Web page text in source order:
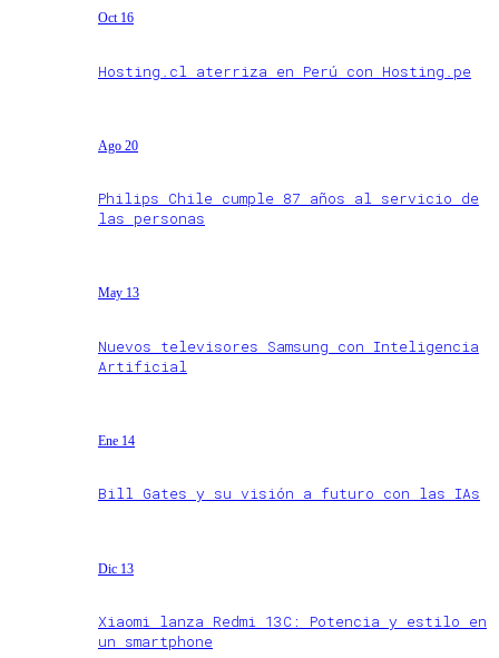
Oct 16
Hosting.cl aterriza en Perú con Hosting.pe
Ago 20
Philips Chile cumple 87 años al servicio de
las personas
May 13
Nuevos televisores Samsung con Inteligencia
Artificial
Ene 14
Bill Gates y su visión a futuro con las IAs
Dic 13
Xiaomi lanza Redmi 13C: Potencia y estilo en
un smartphone